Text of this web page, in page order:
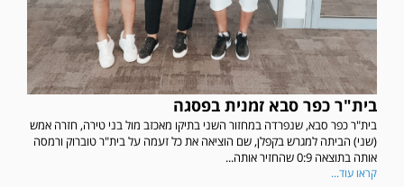
בית"ר כפר סבא זמנית בפסגה
בית"ר כפר סבא, שנפרדה במחזור השני בתיקו מאכזב מול בני טירה, חזרה אמש
(שני) הביתה למגרש בקפלן, שם הוציאה את כל זעמה על בית"ר טוברוק ורמסה
אותה בתוצאה 0:9 שהחזיר אותה...
קראו עוד...